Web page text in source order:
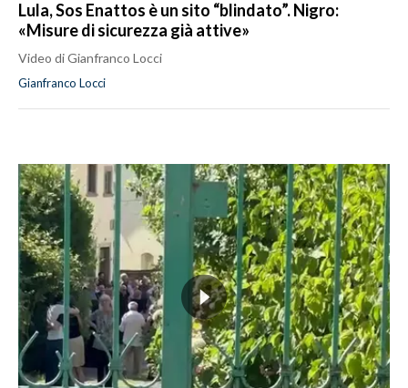
Lula, Sos Enattos è un sito “blindato”. Nigro:
«Misure di sicurezza già attive»
Video di Gianfranco Locci
Gianfranco Locci